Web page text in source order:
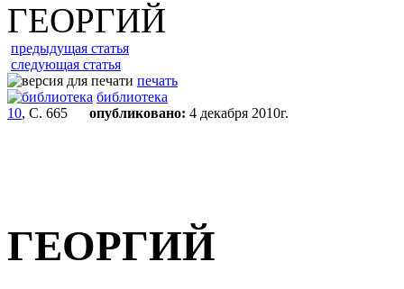
ГЕОРГИЙ
предыдущая статья
следующая статья
печать
библиотека
10, С. 665 опубликовано: 4 декабря 2010г.
ГЕОРГИЙ